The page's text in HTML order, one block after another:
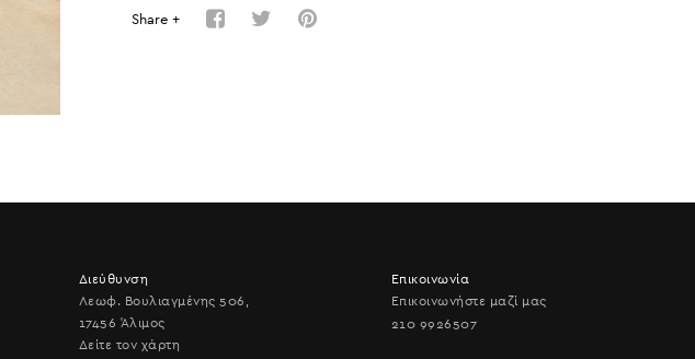
Share +
Διεύθυνση
Λεωφ. Βουλιαγμένης 506,
17456 Άλιμος
Δείτε τον χάρτη
Επικοινωνία
Επικοινωνήστε μαζί μας
210 9926507